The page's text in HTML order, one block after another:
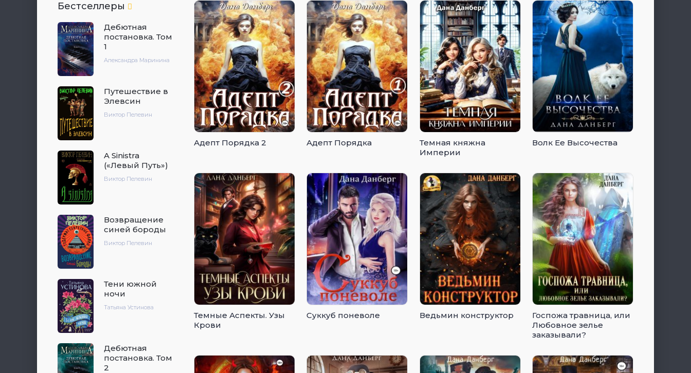
Бестселлеры
Дебютная
постановка. Том
1
Александра Маринина
Путешествие в
Элевсин
Виктор Пелевин
A Sinistra
(«Левый Путь»)
Виктор Пелевин
Возвращение
синей бороды
Виктор Пелевин
Тени южной
ночи
Татьяна Устинова
Дебютная
постановка. Том
2
Адепт Порядка 2 Адепт Порядка
Темная княжна
Империи
Волк Ее Высочества
Темные Аспекты. Узы
Крови
Суккуб поневоле Ведьмин конструктор
Госпожа травница, или
Любовное зелье
заказывали?